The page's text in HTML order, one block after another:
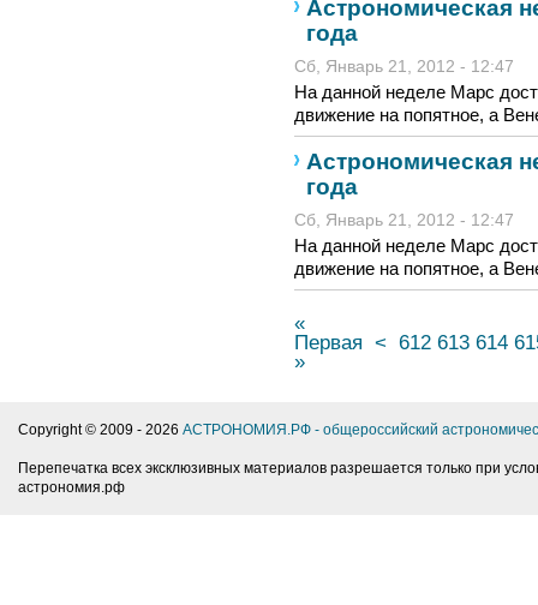
Астрономическая
года
Сб, Январь 21, 2012 - 12:47
На данной неделе Марс
движение на попятное, а
Астрономическая
года
Сб, Январь 21, 2012 - 12:47
На данной неделе Марс
движение на попятное, а
«
Первая < 612 613 614
»
Copyright © 2009 - 2026 АСТРОНОМИЯ.РФ - общероссийский
Перепечатка всех эксклюзивных материалов разрешается только при
астрономия.рф